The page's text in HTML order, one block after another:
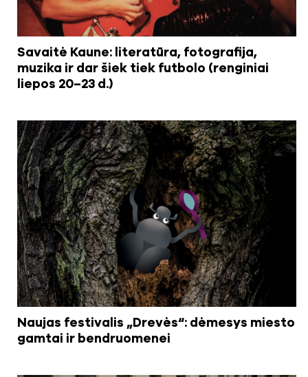
Savaitė Kaune: literatūra, fotografija,
muzika ir dar šiek tiek futbolo (renginiai
liepos 20–23 d.)
Naujas festivalis „Drevės“: dėmesys miesto
gamtai ir bendruomenei